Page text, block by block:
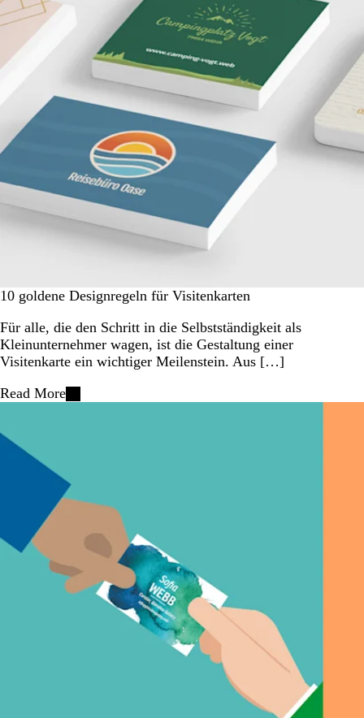
10 goldene Designregeln für Visitenkarten
Für alle, die den Schritt in die Selbstständigkeit als
Kleinunternehmer wagen, ist die Gestaltung einer
Visitenkarte ein wichtiger Meilenstein. Aus […]
Read More